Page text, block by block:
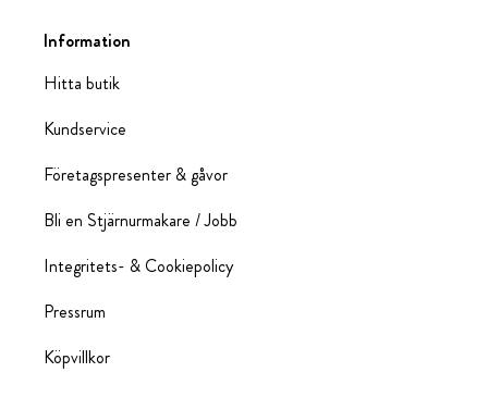
Information
Hitta butik
Kundservice
Företagspresenter & gåvor
Bli en Stjärnurmakare / Jobb
Integritets- & Cookiepolicy
Pressrum
Köpvillkor